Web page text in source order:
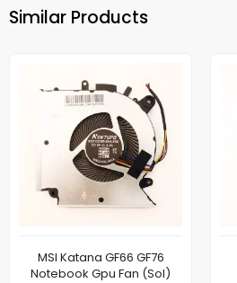
Similar Products
MSI Katana GF66 GF76
Notebook Gpu Fan (Sol)